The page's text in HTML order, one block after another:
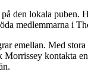
den lokala
medlemmarna i
emellan. Med